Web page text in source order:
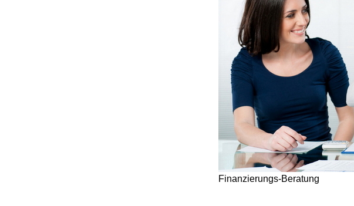
Finanzierungs-Beratung